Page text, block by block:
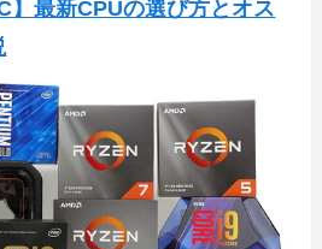
】最新CPUの選び方とオス